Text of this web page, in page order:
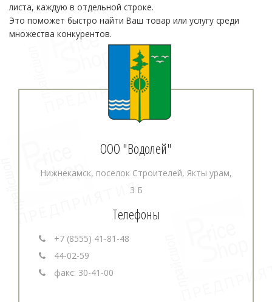
листа, каждую в отдельной строке.
Это поможет быстро найти Ваш товар или услугу среди
множества конкурентов.
ООО "Водолей"
Нижнекамск, поселок Строителей, Якты урам,
3 Б
Телефоны
+7 (8555) 41-81-48
44-02-59
факс: 30-41-00